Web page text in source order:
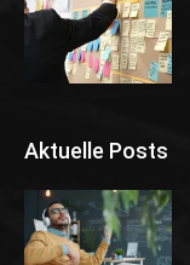
Aktuelle Posts